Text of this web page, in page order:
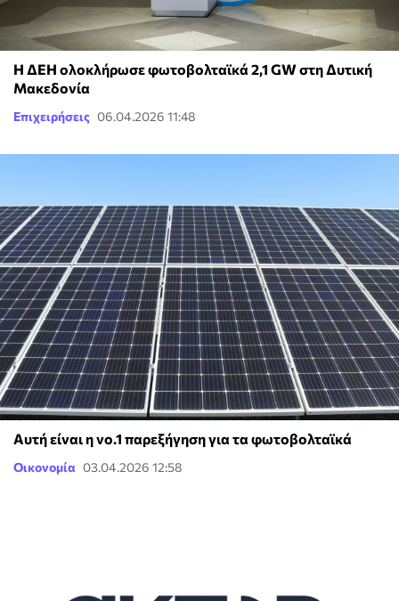
Η ΔΕΗ ολοκλήρωσε φωτοβολταϊκά 2,1 GW στη Δυτική
Μακεδονία
Επιχειρήσεις 06.04.2026 11:48
Αυτή είναι η νο.1 παρεξήγηση για τα φωτοβολταϊκά
Οικονομία 03.04.2026 12:58